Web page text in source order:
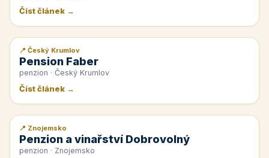
Číst článek →
📰 PR článek
📍 Český Krumlov
Pension Faber
penzion · Český Krumlov
Číst článek →
📰 PR článek
📍 Znojemsko
Penzion a vinařství Dobrovolný
penzion · Znojemsko